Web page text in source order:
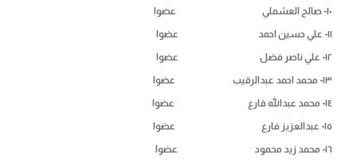
١٠- صالح العشملي عضوا
١١- علي حسين احمد عضوا
١٢- علي ناصر فضل عضوا
١٣- محمد احمد عبدالرقيب عضوا
١٤- محمد عبدالله فارع عضوا
١٥- عبدالعزيز فارع عضوا
١٦- محمد زيد محمود عضوا